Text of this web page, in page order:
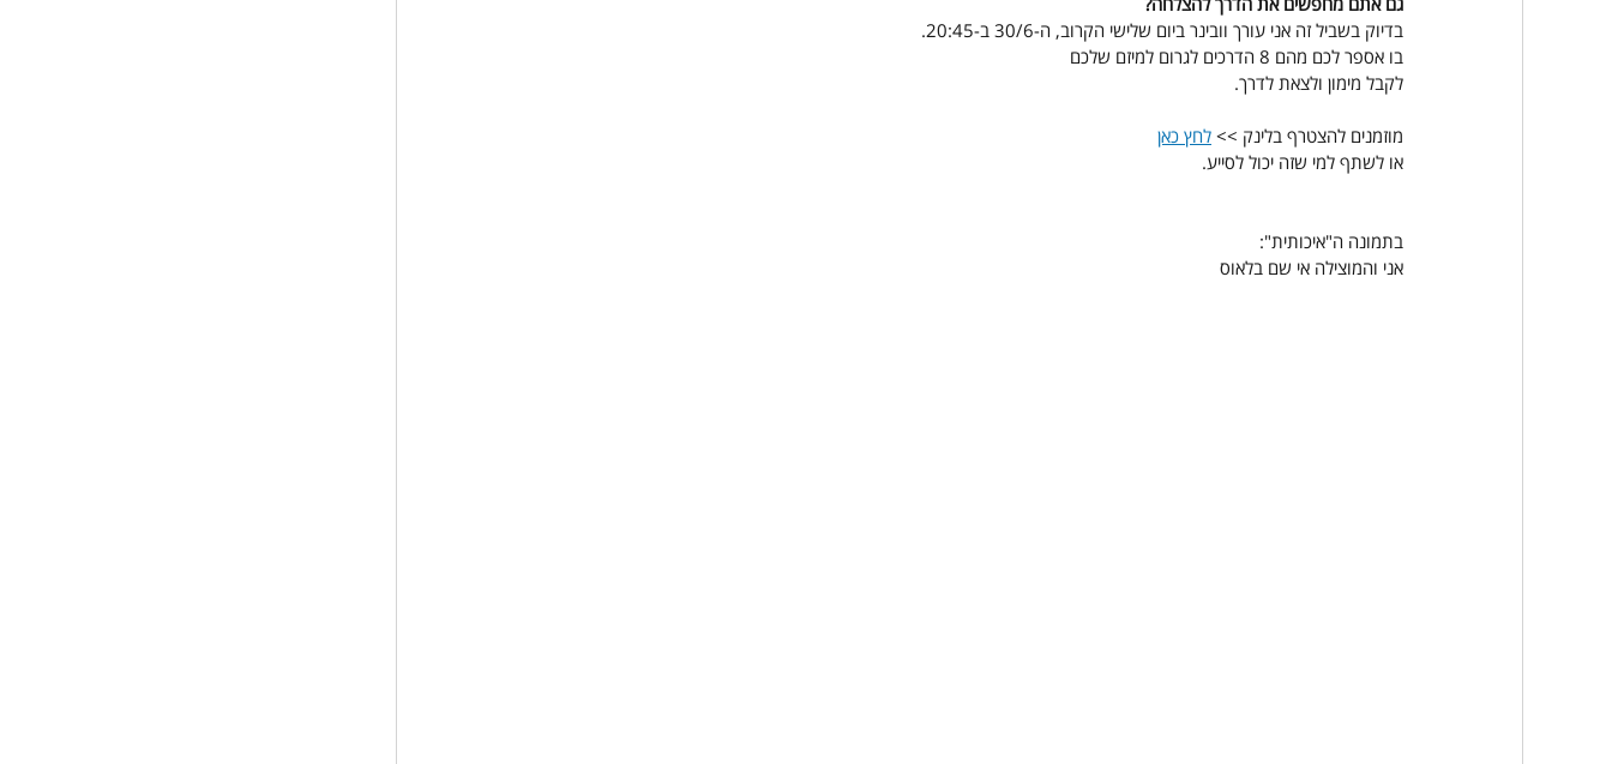
בדיוק בשביל זה אני עורך וובינר ביום שלישי הקרוב, ה-30/6 ב-20:45.
בו אספר לכם מהם 8 הדרכים לגרום למיזם שלכם
לקבל מימון ולצאת לדרך.
מוזמנים להצטרף בלינק >> לחץ כאן
או לשתף למי שזה יכול לסייע.
בתמונה ה"איכותית":
אני והמוצילה אי שם בלאוס